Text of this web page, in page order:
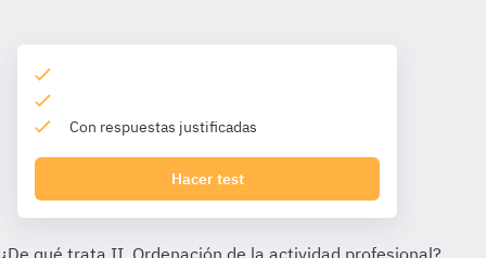
Con respuestas justificadas
Hacer test